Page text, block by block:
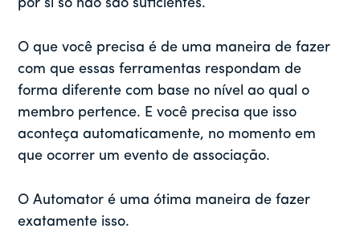
por si só não são suficientes.
O que você precisa é de uma maneira de fazer
com que essas ferramentas respondam de
forma diferente com base no nível ao qual o
membro pertence. E você precisa que isso
aconteça automaticamente, no momento em
que ocorrer um evento de associação.
O Automator é uma ótima maneira de fazer
exatamente isso.